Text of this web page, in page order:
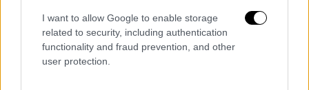
I want to allow Google to enable storage
related to security, including authentication
functionality and fraud prevention, and other
user protection.
Η δήμαρχος του Γκρατς έκανε λόγο για
«φρικτή τραγωδία», ενώ ο δήμαρχος της
ΒιέννηςΜίχαελ Λούντβιχκάλεσε τους